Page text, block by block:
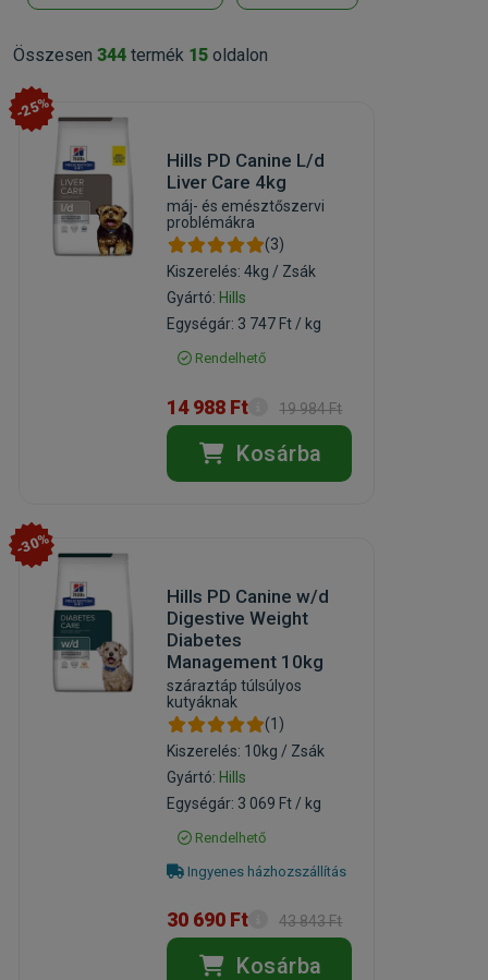
Összesen 344 termék 15 oldalon
-25%
Hills PD Canine L/d
Liver Care 4kg
máj- és emésztőszervi
problémákra
(3)
Kiszerelés: 4kg / Zsák
Gyártó: Hills
Egységár: 3 747 Ft / kg
Rendelhető
14 988 Ft 19 984 Ft
Kosárba
-30%
Hills PD Canine w/d
Digestive Weight
Diabetes
Management 10kg
száraztáp túlsúlyos
kutyáknak
(1)
Kiszerelés: 10kg / Zsák
Gyártó: Hills
Egységár: 3 069 Ft / kg
Rendelhető
Ingyenes házhozszállítás
30 690 Ft 43 843 Ft
Kosárba